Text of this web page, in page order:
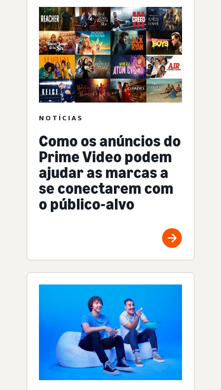
NOTÍCIAS
Como os anúncios do
Prime Video podem
ajudar as marcas a
se conectarem com
o público-alvo